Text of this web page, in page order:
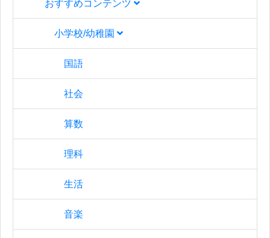
おすすめコンテンツ
小学校/幼稚園
国語
社会
算数
理科
生活
音楽